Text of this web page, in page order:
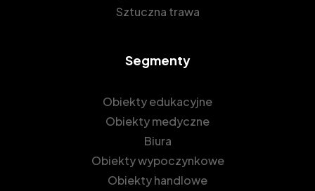
Sztuczna trawa
Segmenty
Obiekty edukacyjne
Obiekty medyczne
Biura
Obiekty wypoczynkowe
Obiekty handlowe